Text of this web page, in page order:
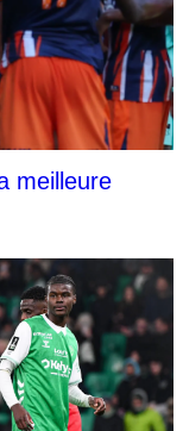
meilleure